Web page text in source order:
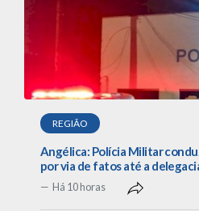
REGIÃO
Angélica: Polícia Militar
por via de fatos até a
Há 10 horas